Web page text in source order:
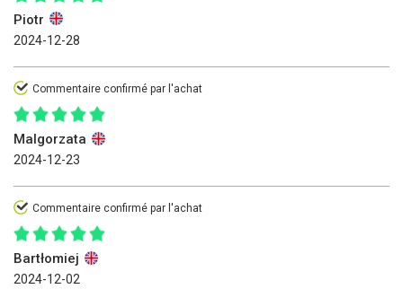
Piotr
2024-12-28
Commentaire confirmé par l'achat
Malgorzata
2024-12-23
Commentaire confirmé par l'achat
Bartłomiej
2024-12-02